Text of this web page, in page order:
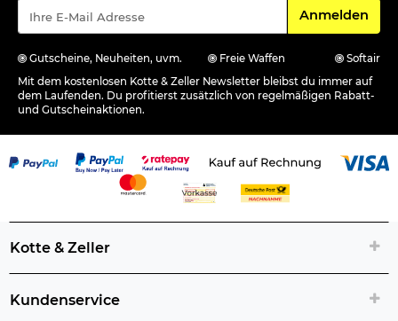
Für den
Anmelden
Gutscheine, Neuheiten, uvm. Freie Waffen
Softair
Mit dem kostenlosen Kotte & Zeller Newsletter bleibst du immer auf
dem Laufenden. Du profitierst zusätzlich von regelmäßigen Rabatt-
und Gutscheinaktionen.
Kotte & Zeller
Kundenservice